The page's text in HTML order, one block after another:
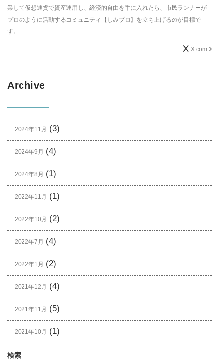
業して仮想通貨で資産運用し、経済的自由を手に入れたら、市民ランナーが
プロのように活動するコミュニティ【しみプロ】を立ち上げるのが目標で
す。
X.com
Archive
2024年11月 (3)
2024年9月 (4)
2024年8月 (1)
2022年11月 (1)
2022年10月 (2)
2022年7月 (4)
2022年1月 (2)
2021年12月 (4)
2021年11月 (5)
2021年10月 (1)
検索